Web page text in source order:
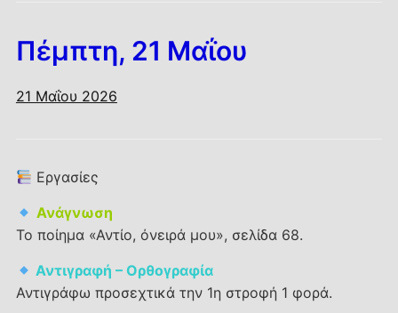
Πέμπτη, 21 Μαΐου
21 Μαΐου 2026
Εργασίες
Ανάγνωση
Το ποίημα «Αντίο, όνειρά μου», σελίδα 68.
Αντιγραφή – Ορθογραφία
Αντιγράφω προσεχτικά την 1η στροφή 1 φορά.